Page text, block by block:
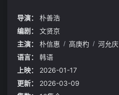
导演：
朴善浩
编剧：
文贤京
主演：
朴信惠 / 高庚杓 / 河允庆
语言：
韩语
上映：
2026-01-17
更新：
2026-03-09